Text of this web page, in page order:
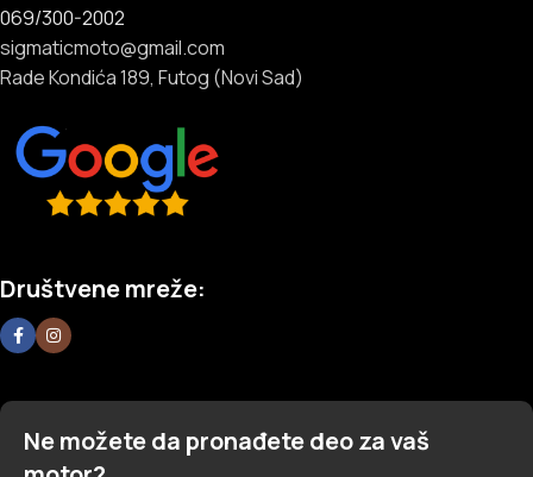
069/300-2002
sigmaticmoto@gmail.com
Rade Kondića 189, Futog (Novi Sad)
Društvene mreže:
Ne možete da pronađete deo za vaš